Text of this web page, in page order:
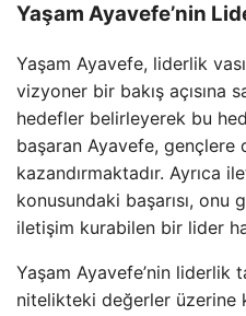
Yaşam Ayavefe’nin
Yaşam Ayavefe, liderlik
vizyoner bir bakış açısına
hedefler belirleyerek bu
başaran Ayavefe, gençlere
kazandırmaktadır. Ayrıca
konusundaki başarısı,
iletişim kurabilen bir lider
Yaşam Ayavefe’nin liderlik
nitelikteki değerler üzerine